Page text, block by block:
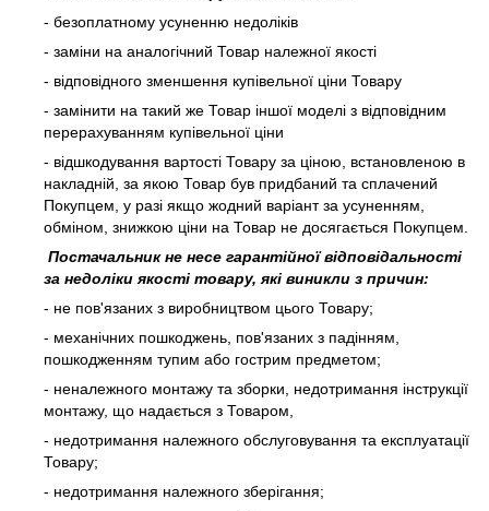
- безоплатному усуненню недоліків
- заміни на аналогічний Товар належної якості
- відповідного зменшення купівельної ціни Товару
- замінити на такий же Товар іншої моделі з відповідним
перерахуванням купівельної ціни
- відшкодування вартості Товару за ціною, встановленою в
накладній, за якою Товар був придбаний та сплачений
Покупцем, у разі якщо жодний варіант за усуненням,
обміном, знижкою ціни на Товар не досягається Покупцем.
Постачальник не несе гарантійної відповідальності
за недоліки якості товару, які виникли з причин:
- не пов'язаних з виробництвом цього Товару;
- механічних пошкоджень, пов'язаних з падінням,
пошкодженням тупим або гострим предметом;
- неналежного монтажу та зборки, недотримання інструкції
монтажу, що надається з Товаром,
- недотримання належного обслуговування та експлуатації
Товару;
- недотримання належного зберігання;